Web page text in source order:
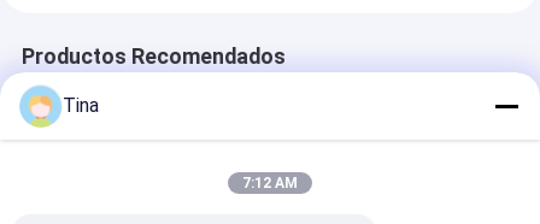
Productos Recomendados
Tina
7:12 AM